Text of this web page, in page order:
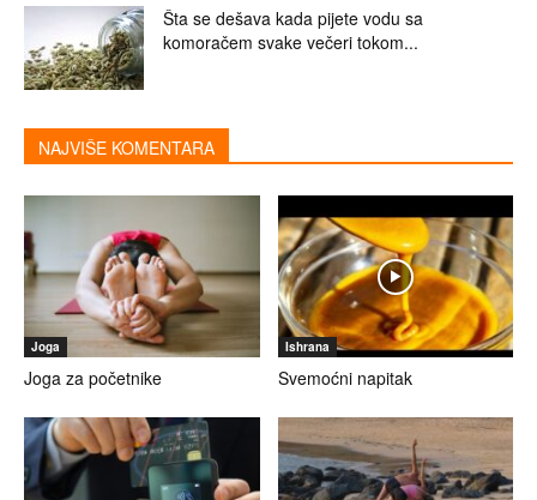
Šta se dešava kada pijete vodu sa
komoračem svake večeri tokom...
NAJVIŠE KOMENTARA
Joga
Joga za početnike
Ishrana
Svemoćni napitak